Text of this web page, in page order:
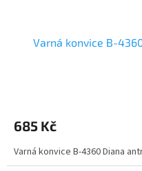
Varná konvice B-
685 Kč
Varná konvice B-4360 Diana